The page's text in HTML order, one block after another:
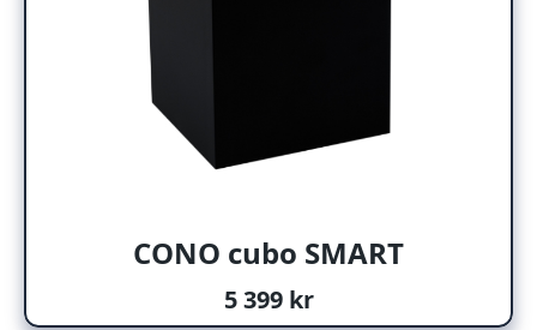
CONO cubo SMART
5 399 kr